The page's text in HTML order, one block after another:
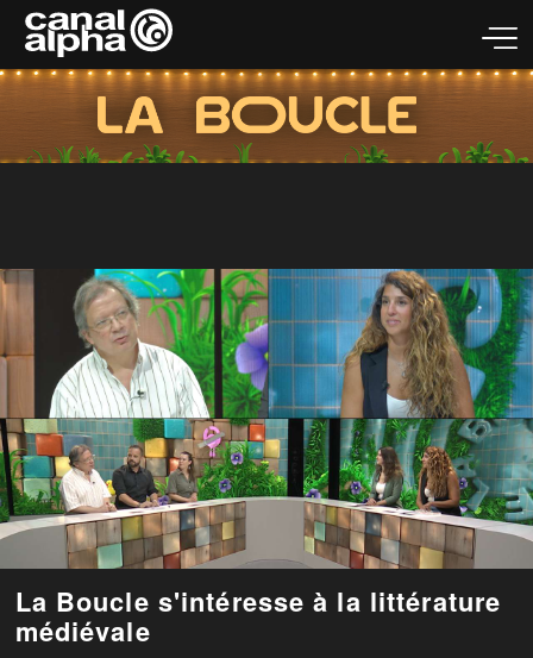
La Boucle s'intéresse à la littérature
médiévale